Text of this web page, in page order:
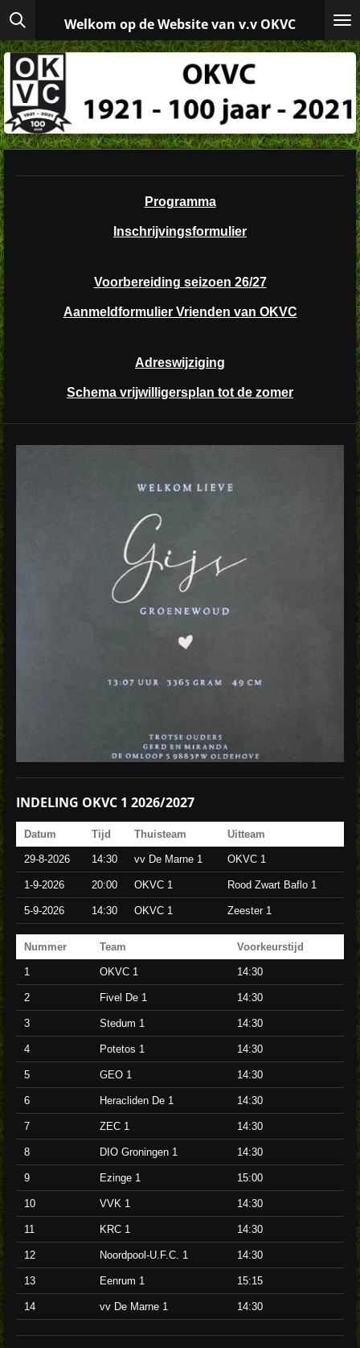
Ga
direct
naar
de
hoofdinhoud
Welkom op de Website van v.v OKVC
Programma
Inschrijvingsformulier
Voorbereiding seizoen 26/27
Aanmeldformulier Vrienden van OKVC
Adreswijziging
Schema vrijwilligersplan tot de zomer
INDELING OKVC 1 2026/2027
Datum Tijd Thuisteam Uitteam
29-8-2026 14:30 vv De Marne 1 OKVC 1
1-9-2026 20:00 OKVC 1 Rood Zwart Baflo 1
5-9-2026 14:30 OKVC 1 Zeester 1
Nummer Team Voorkeurstijd
1 OKVC 1 14:30
2 Fivel De 1 14:30
3 Stedum 1 14:30
4 Potetos 1 14:30
5 GEO 1 14:30
6 Heracliden De 1 14:30
7 ZEC 1 14:30
8 DIO Groningen 1 14:30
9 Ezinge 1 15:00
10 VVK 1 14:30
11 KRC 1 14:30
12 Noordpool-U.F.C. 1 14:30
13 Eenrum 1 15:15
14 vv De Marne 1 14:30